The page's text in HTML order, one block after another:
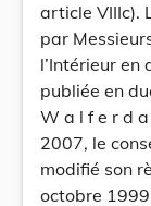
article VIIIc).
par
l’Intérieur
publiée en
W a l f e r d
2007, le
modifié son
octobre